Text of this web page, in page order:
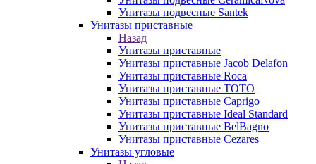
Унитазы подвесные Santek
Унитазы приставные
Назад
Унитазы приставные
Унитазы приставные Jacob Delafon
Унитазы приставные Roca
Унитазы приставные TOTO
Унитазы приставные Caprigo
Унитазы приставные Ideal Standard
Унитазы приставные BelBagno
Унитазы приставные Cezares
Унитазы угловые